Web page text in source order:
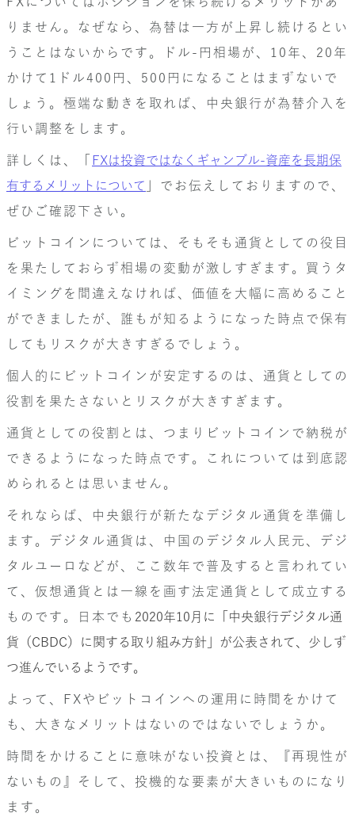
りません。なぜなら、為替は一方が上昇し続けるとい
うことはないからです。ドル-円相場が、10年、20年
かけて1ドル400円、500円になることはまずないで
しょう。極端な動きを取れば、中央銀行が為替介入を
行い調整をします。
詳しくは、「 FXは投資ではなくギャンブル-資産を長期保
有するメリットについて 」でお伝えしておりますので、
ぜひご確認下さい。
ビットコインについては、そもそも通貨としての役目
を果たしておらず相場の変動が激しすぎます。買うタ
イミングを間違えなければ、価値を大幅に高めること
ができましたが、誰もが知るようになった時点で保有
してもリスクが大きすぎるでしょう。
個人的にビットコインが安定するのは、通貨としての
役割を果たさないとリスクが大きすぎます。
通貨としての役割とは、つまりビットコインで納税が
できるようになった時点です。これについては到底認
められるとは思いません。
それならば、中央銀行が新たなデジタル通貨を準備し
ます。デジタル通貨は、中国のデジタル人民元、デジ
タルユーロなどが、ここ数年で普及すると言われてい
て、仮想通貨とは一線を画す法定通貨として成立する
ものです。日本でも 2020年10月に「中央銀行デジタル通
貨（CBDC）に関する取り組み方針」が公表されて、少しず
つ進んでいるようです。
よって、FXやビットコインへの運用に時間をかけて
も、大きなメリットはないのではないでしょうか。
時間をかけることに意味がない投資とは、『再現性が
ないもの』そして、投機的な要素が大きいものになり
ます。